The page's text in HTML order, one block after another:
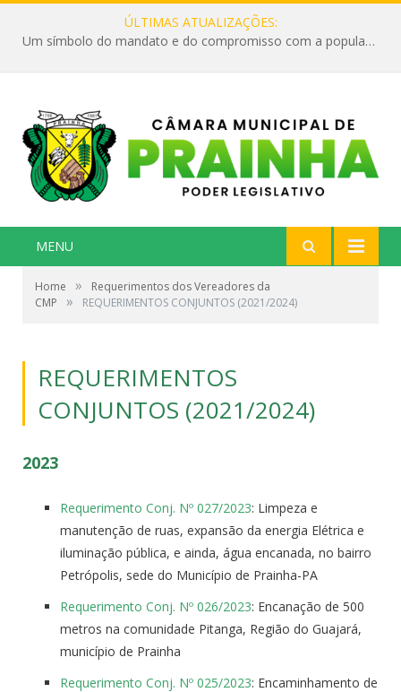
ÚLTIMAS ATUALIZAÇÕES:
Um símbolo do mandato e do compromisso com a população
MENU
Home »
Requerimentos dos Vereadores da
CMP
» REQUERIMENTOS CONJUNTOS (2021/2024)
REQUERIMENTOS
CONJUNTOS (2021/2024)
2023
Requerimento Conj. Nº 027/2023: Limpeza e
manutenção de ruas, expansão da energia Elétrica e
iluminação pública, e ainda, água encanada, no bairro
Petrópolis, sede do Município de Prainha-PA
Requerimento Conj. Nº 026/2023: Encanação de 500
metros na comunidade Pitanga, Região do Guajará,
município de Prainha
Requerimento Conj. Nº 025/2023: Encaminhamento de